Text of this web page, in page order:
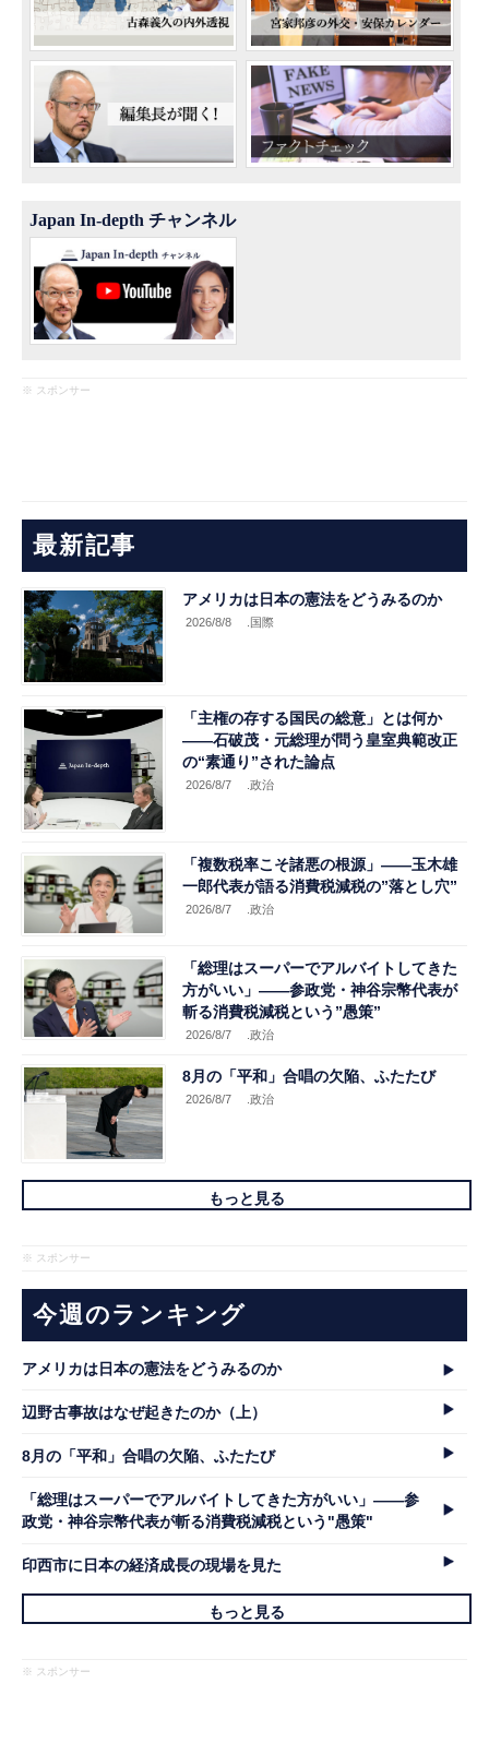
Japan In-depth チャンネル
※ スポンサー
最新記事
アメリカは日本の憲法をどうみるのか
2026/8/8 .国際
「主権の存する国民の総意」とは何か
――石破茂・元総理が問う皇室典範改正
の“素通り”された論点
2026/8/7 .政治
「複数税率こそ諸悪の根源」――玉木雄
一郎代表が語る消費税減税の”落とし穴”
2026/8/7 .政治
「総理はスーパーでアルバイトしてきた
方がいい」――参政党・神谷宗幣代表が
斬る消費税減税という”愚策”
2026/8/7 .政治
8月の「平和」合唱の欠陥、ふたたび
2026/8/7 .政治
もっと見る
※ スポンサー
今週のランキング
アメリカは日本の憲法をどうみるのか
辺野古事故はなぜ起きたのか（上）
8月の「平和」合唱の欠陥、ふたたび
「総理はスーパーでアルバイトしてきた方がいい」――参
政党・神谷宗幣代表が斬る消費税減税という"愚策"
印西市に日本の経済成長の現場を見た
もっと見る
※ スポンサー